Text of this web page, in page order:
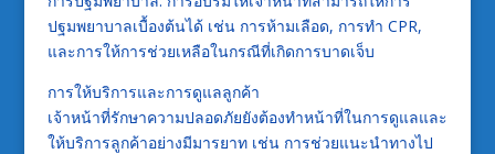
ปฐมพยาบาลเบื้องต้นได้ เช่น การห้ามเลือด, การทำ CPR,
และการให้การช่วยเหลือในกรณีที่เกิดการบาดเจ็บ
การให้บริการและการดูแลลูกค้า
เจ้าหน้าที่รักษาความปลอดภัยยังต้องทำหน้าที่ในการดูแลและ
ให้บริการลูกค้าอย่างมีมารยาท เช่น การช่วยแนะนำทางไป